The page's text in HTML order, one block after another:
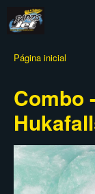
Página inicial
Combo